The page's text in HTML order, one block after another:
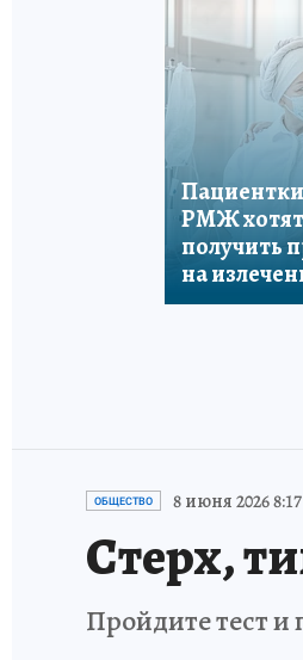
РМЖ хотят
получить
на
ОБЩЕСТВО 8 июня 2026 8:17
Стерх,
Пройдите тест